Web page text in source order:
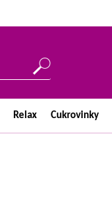
Relax Cukrovinky